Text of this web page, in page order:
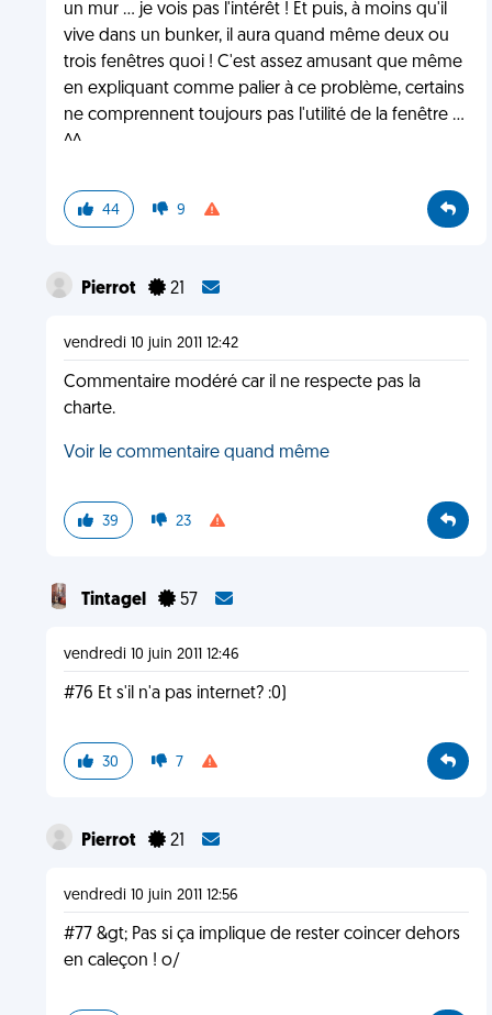
un mur ... je vois pas l'intérêt ! Et puis, à moins qu'il
vive dans un bunker, il aura quand même deux ou
trois fenêtres quoi ! C'est assez amusant que même
en expliquant comme palier à ce problème, certains
ne comprennent toujours pas l'utilité de la fenêtre ...
^^
44 9
Pierrot 21
vendredi 10 juin 2011 12:42
Commentaire modéré car il ne respecte pas la
charte.
Voir le commentaire quand même
39 23
Tintagel 57
vendredi 10 juin 2011 12:46
#76 Et s'il n'a pas internet? :0)
30 7
Pierrot 21
vendredi 10 juin 2011 12:56
#77 &gt; Pas si ça implique de rester coincer dehors
en caleçon ! o/